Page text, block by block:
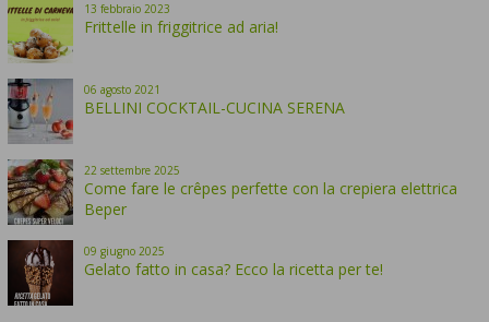
13 febbraio 2023
Frittelle in friggitrice ad aria!
06 agosto 2021
BELLINI COCKTAIL-CUCINA SERENA
22 settembre 2025
Come fare le crêpes perfette con la crepiera elettrica
Beper
09 giugno 2025
Gelato fatto in casa? Ecco la ricetta per te!